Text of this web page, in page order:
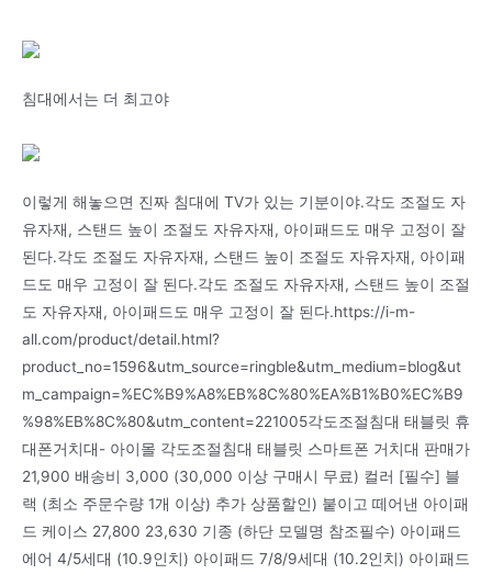
침대에서는 더 최고야
이렇게 해놓으면 진짜 침대에 TV가 있는 기분이야.각도 조절도 자
유자재, 스탠드 높이 조절도 자유자재, 아이패드도 매우 고정이 잘
된다.각도 조절도 자유자재, 스탠드 높이 조절도 자유자재, 아이패
드도 매우 고정이 잘 된다.각도 조절도 자유자재, 스탠드 높이 조절
도 자유자재, 아이패드도 매우 고정이 잘 된다.https://i-m-
all.com/product/detail.html?
product_no=1596&utm_source=ringble&utm_medium=blog&ut
m_campaign=%EC%B9%A8%EB%8C%80%EA%B1%B0%EC%B9
%98%EB%8C%80&utm_content=221005각도조절침대 태블릿 휴
대폰거치대- 아이몰 각도조절침대 태블릿 스마트폰 거치대 판매가
21,900 배송비 3,000 (30,000 이상 구매시 무료) 컬러 [필수] 블
랙 (최소 주문수량 1개 이상) 추가 상품할인) 붙이고 떼어낸 아이패
드 케이스 27,800 23,630 기종 (하단 모델명 참조필수) 아이패드
에어 4/5세대 (10.9인치) 아이패드 7/8/9세대 (10.2인치) 아이패드